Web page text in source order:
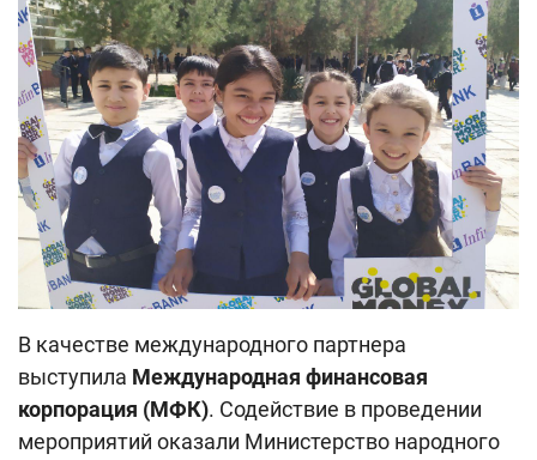
В качестве международного партнера
выступила Международная финансовая
корпорация (МФК). Содействие в проведении
мероприятий оказали Министерство народного